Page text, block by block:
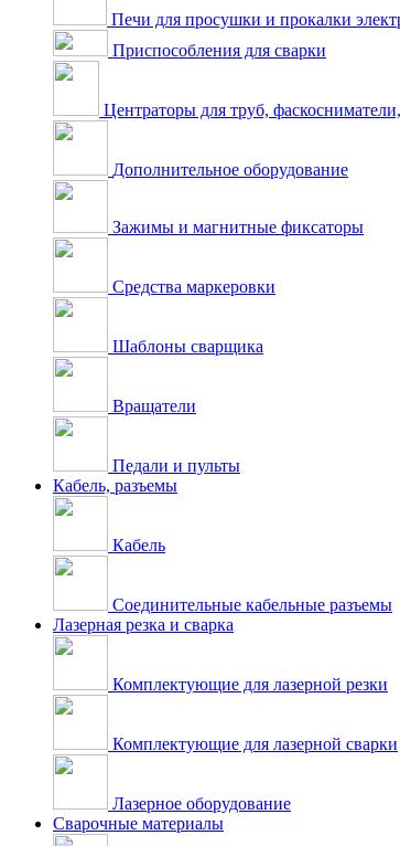
Печи для просушки и прокалки
Приспособления для сварки
Центраторы для труб,
Дополнительное оборудование
Зажимы и магнитные фиксаторы
Средства маркеровки
Шаблоны сварщика
Вращатели
Педали и пульты
Кабель, разъемы
Кабель
Соединительные кабельные разъемы
Лазерная резка и сварка
Комплектующие для лазерной резки
Комплектующие для лазерной сварки
Лазерное оборудование
Сварочные материалы